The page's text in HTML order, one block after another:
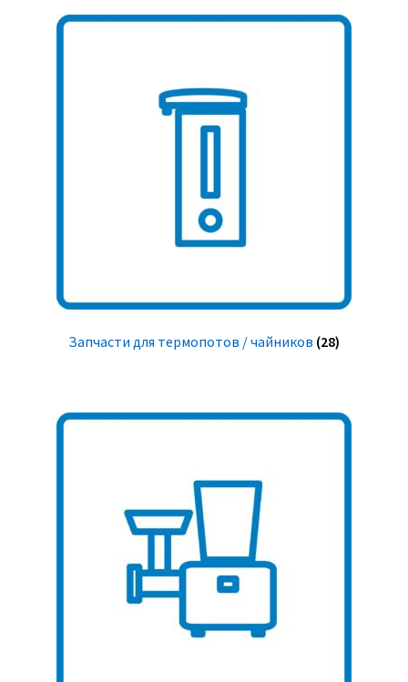
Запчасти для термопотов / чайников (28)